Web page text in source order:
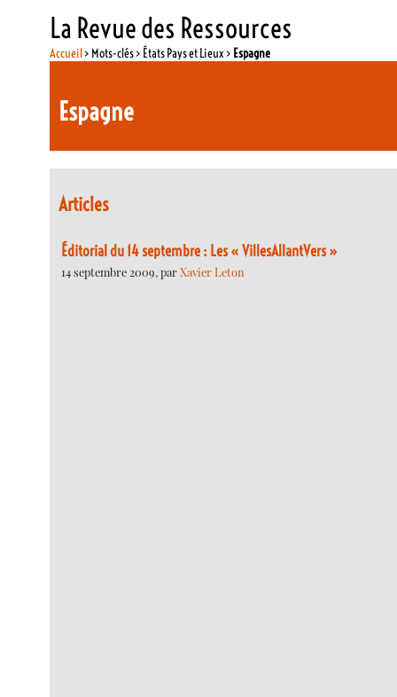
La Revue des Ressources
Accueil> Mots-clés > États Pays et Lieux > Espagne
Espagne
Articles
Éditorial du 14 septembre : Les « VillesAllantVers »
14 septembre 2009, parXavier Leton